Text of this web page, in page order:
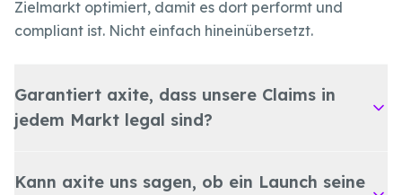
Zielmarkt optimiert, damit es dort performt und
compliant ist. Nicht einfach hineinübersetzt.
Garantiert axite, dass unsere Claims in
jedem Markt legal sind?
Kann axite uns sagen, ob ein Launch seine